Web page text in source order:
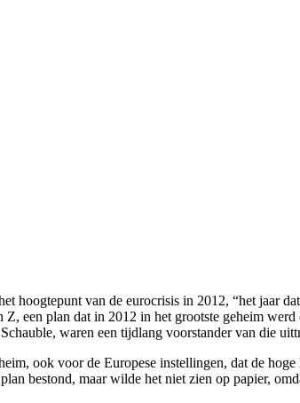
hoogtepunt van de eurocrisis in 2012, “het jaar
een plan dat in 2012 in het grootste geheim
waren een tijdlang voorstander van die
ook voor de Europese instellingen, dat de
bestond, maar wilde het niet zien op papier,